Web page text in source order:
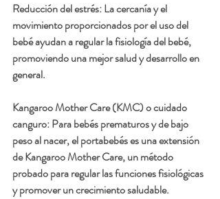
Reducción del estrés: La cercanía y el
movimiento proporcionados por el uso del
bebé ayudan a regular la fisiología del bebé,
promoviendo una mejor salud y desarrollo en
general.
Kangaroo Mother Care (KMC) o cuidado
canguro: Para bebés prematuros y de bajo
peso al nacer, el portabebés es una extensión
de Kangaroo Mother Care, un método
probado para regular las funciones fisiológicas
y promover un crecimiento saludable.